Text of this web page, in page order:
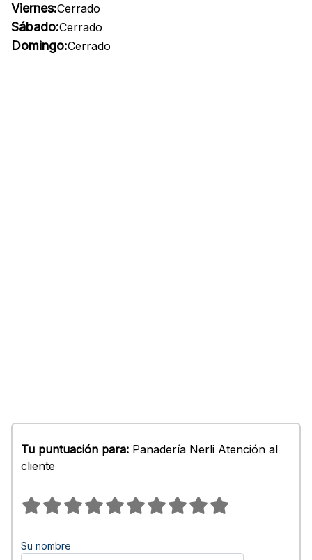
Viernes:Cerrado
Sábado:Cerrado
Domingo:Cerrado
Tu puntuación para: Panadería Nerli Atención al
cliente
Su nombre